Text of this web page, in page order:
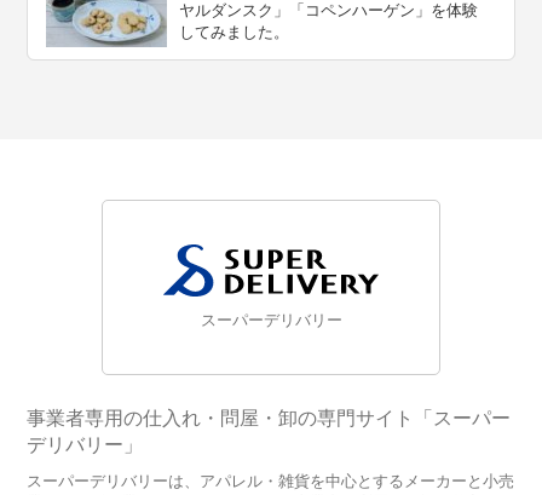
ヤルダンスク」「コペンハーゲン」を体験
してみました。
スーパーデリバリー
事業者専用の仕入れ・問屋・卸の専門サイト「スーパー
デリバリー」
スーパーデリバリーは、アパレル・雑貨を中心とするメーカーと小売